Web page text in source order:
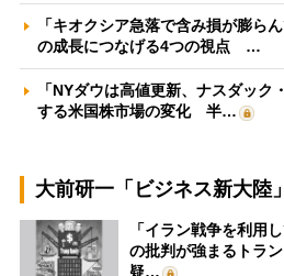
「キオクシア急落で含み損が膨ら
の成長につなげる4つの視点 …
「NYダウは高値更新、ナスダッ
する米国株市場の変化 半…
大前研一「ビジネス新大陸
「イラン戦争を利用
の批判が強まるトラ
疑…